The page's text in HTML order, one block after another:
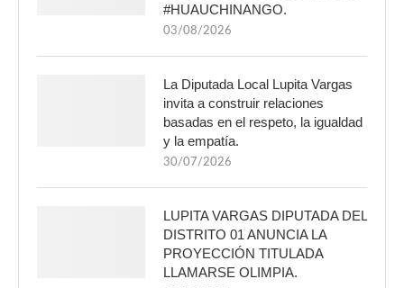
#HUAUCHINANGO.
03/08/2026
La Diputada Local Lupita Vargas
invita a construir relaciones
basadas en el respeto, la igualdad
y la empatía.
30/07/2026
LUPITA VARGAS DIPUTADA DEL
DISTRITO 01 ANUNCIA LA
PROYECCIÓN TITULADA
LLAMARSE OLIMPIA.